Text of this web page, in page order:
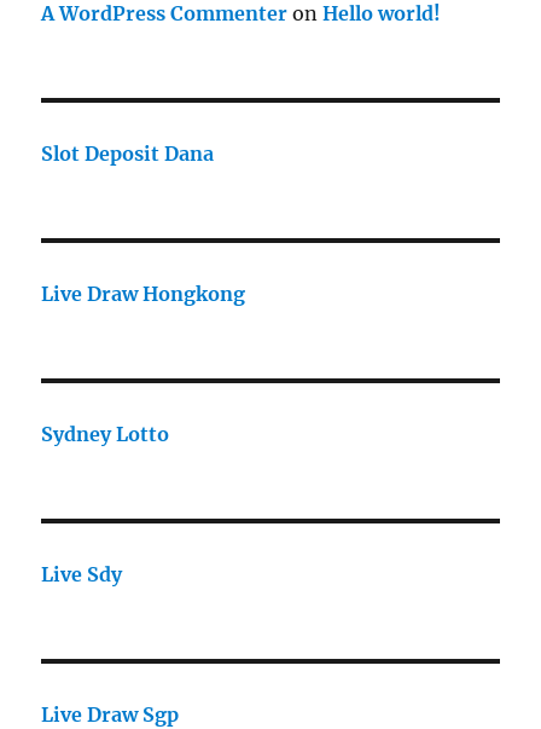
A WordPress Commenter onHello world!
Slot Deposit Dana
Live Draw Hongkong
Sydney Lotto
Live Sdy
Live Draw Sgp